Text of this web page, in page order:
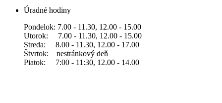
Úradné hodiny
Pondelok: 7.00 - 11.30, 12.00 - 15.00
Utorok: 7.00 - 11.30, 12.00 - 15.00
Streda: 8.00 - 11.30, 12.00 - 17.00
Štvrtok: nestránkový deň
Piatok: 7:00 - 11:30, 12.00 - 14.00